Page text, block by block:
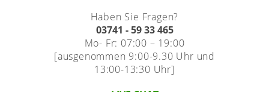
Haben Sie Fragen?
03741 - 59 33 465
Mo- Fr: 07:00 – 19:00
[ausgenommen 9:00-9.30 Uhr und
13:00-13:30 Uhr]